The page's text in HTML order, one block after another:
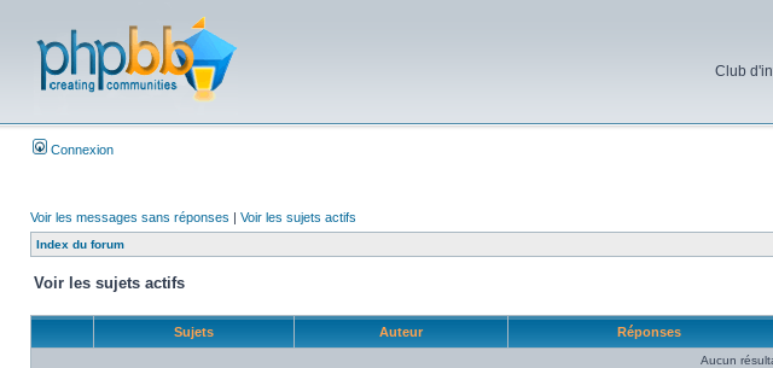
Club
Connexion
Voir les messages sans réponses | Voir les sujets actifs
Index du forum
Voir les sujets actifs
Sujets Auteur Réponses
Aucun